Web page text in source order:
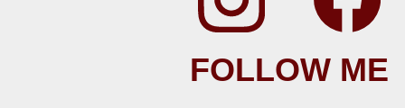
FOLLOW ME